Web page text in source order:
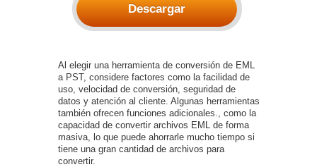
Descargar
Al elegir una herramienta de conversión de EML
a PST, considere factores como la facilidad de
uso, velocidad de conversión, seguridad de
datos y atención al cliente. Algunas herramientas
también ofrecen funciones adicionales., como la
capacidad de convertir archivos EML de forma
masiva, lo que puede ahorrarle mucho tiempo si
tiene una gran cantidad de archivos para
convertir.